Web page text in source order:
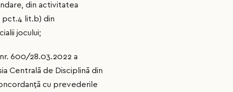
din activitatea
pct.4 lit.b) din
jocului;
600/28.03.2022 a
Centrală de Disciplină din
cu prevederile